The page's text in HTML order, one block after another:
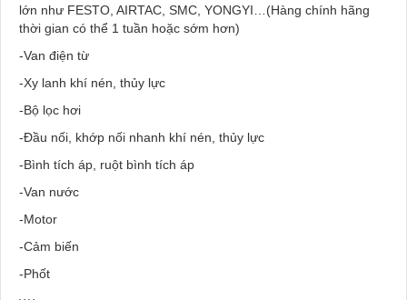
lớn như FESTO, AIRTAC, SMC, YONGYI…(Hàng chính hãng
thời gian có thể 1 tuần hoặc sớm hơn)
-Van điện từ
-Xy lanh khí nén, thủy lực
-Bộ lọc hơi
-Đầu nối, khớp nối nhanh khí nén, thủy lực
-Bình tích áp, ruột bình tích áp
-Van nước
-Motor
-Cảm biến
-Phốt